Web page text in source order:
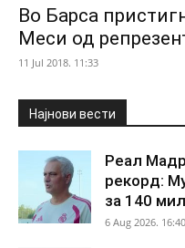
Во Барса
Меси од
11 Jul 2018. 11:33
Најнови вести
Реал
рекорд:
за 140
6 Aug 2026. 16:40